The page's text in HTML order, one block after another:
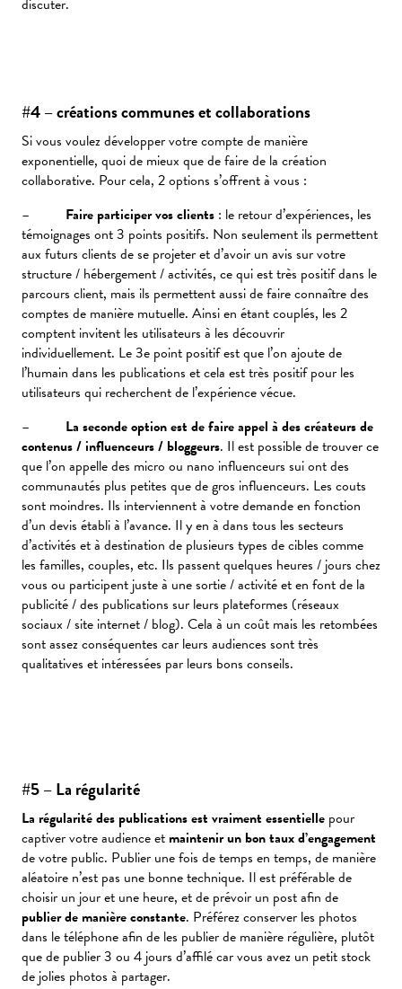
discuter.
#4 – créations communes et collaborations
Si vous voulez développer votre compte de manière
exponentielle, quoi de mieux que de faire de la création
collaborative. Pour cela, 2 options s’offrent à vous :
– Faire participer vos clients : le retour d’expériences, les
témoignages ont 3 points positifs. Non seulement ils permettent
aux futurs clients de se projeter et d’avoir un avis sur votre
structure / hébergement / activités, ce qui est très positif dans le
parcours client, mais ils permettent aussi de faire connaître des
comptes de manière mutuelle. Ainsi en étant couplés, les 2
comptent invitent les utilisateurs à les découvrir
individuellement. Le 3e point positif est que l’on ajoute de
l’humain dans les publications et cela est très positif pour les
utilisateurs qui recherchent de l’expérience vécue.
– La seconde option est de faire appel à des créateurs de
contenus / influenceurs / bloggeurs. Il est possible de trouver ce
que l’on appelle des micro ou nano influenceurs sui ont des
communautés plus petites que de gros influenceurs. Les couts
sont moindres. Ils interviennent à votre demande en fonction
d’un devis établi à l’avance. Il y en à dans tous les secteurs
d’activités et à destination de plusieurs types de cibles comme
les familles, couples, etc. Ils passent quelques heures / jours chez
vous ou participent juste à une sortie / activité et en font de la
publicité / des publications sur leurs plateformes (réseaux
sociaux / site internet / blog). Cela à un coût mais les retombées
sont assez conséquentes car leurs audiences sont très
qualitatives et intéressées par leurs bons conseils.
#5 – La régularité
La régularité des publications est vraiment essentielle pour
captiver votre audience et maintenir un bon taux d’engagement
de votre public. Publier une fois de temps en temps, de manière
aléatoire n’est pas une bonne technique. Il est préférable de
choisir un jour et une heure, et de prévoir un post afin de
publier de manière constante. Préférez conserver les photos
dans le téléphone afin de les publier de manière régulière, plutôt
que de publier 3 ou 4 jours d’affilé car vous avez un petit stock
de jolies photos à partager.